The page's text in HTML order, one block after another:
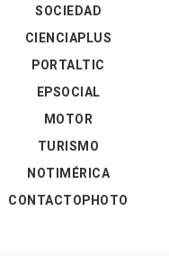
SOCIEDAD
CIENCIAPLUS
PORTALTIC
EPSOCIAL
MOTOR
TURISMO
NOTIMÉRICA
CONTACTOPHOTO